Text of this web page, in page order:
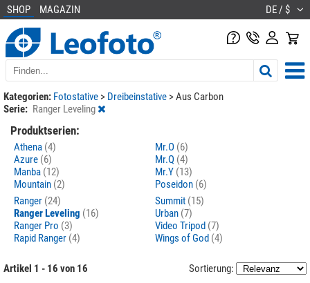
SHOP MAGAZIN DE / $
Kategorien: Fotostative > Dreibeinstative >Aus Carbon
Serie: Ranger Leveling
Produktserien:
Athena (4)
Azure (6)
Manba (12)
Mountain (2)
Mr.O (6)
Mr.Q (4)
Mr.Y (13)
Poseidon (6)
Ranger (24)
Ranger Leveling (16)
Ranger Pro (3)
Rapid Ranger (4)
Summit (15)
Urban (7)
Video Tripod (7)
Wings of God (4)
Artikel 1 - 16 von 16 Sortierung: